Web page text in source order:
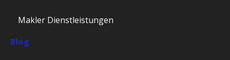
Makler Dienstleistungen
Blog